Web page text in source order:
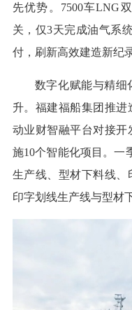
先优势。7500车LNG
关，仅3天完成油气系
付，刷新高效建造新纪录
数字化赋能与精细
升。福建福船集团推
动业财智融平台对接
施10个智能化项目。一
生产线、型材下料线
印字划线生产线与型材